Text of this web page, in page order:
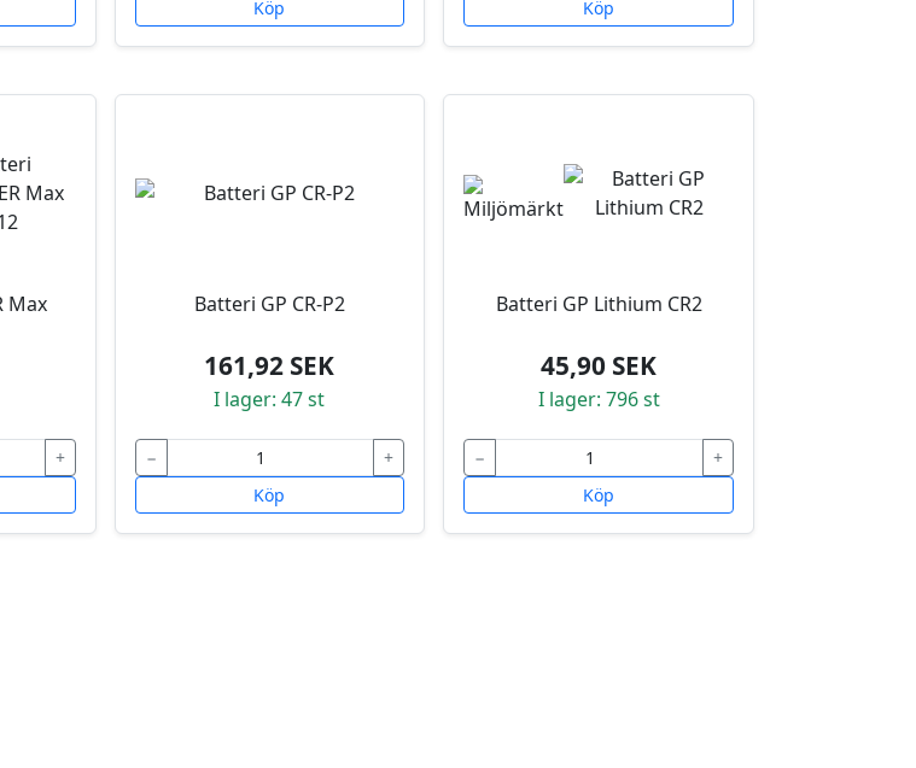
Köp
Köp
Max
+
Batteri GP CR-P2
161,92 SEK
I lager: 47 st
−
+
Köp
Batteri GP Lithium CR2
45,90 SEK
I lager: 796 st
−
+
Köp